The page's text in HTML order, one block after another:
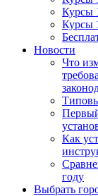
Курсы
Курсы
Новости
Что
Как
году
Выбрать